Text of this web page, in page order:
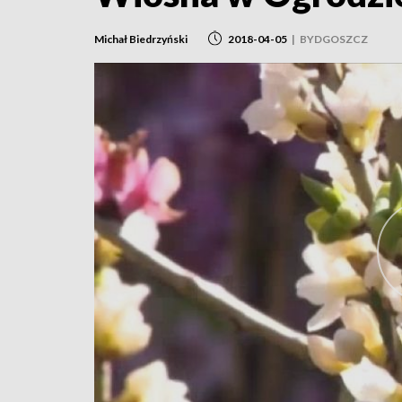
Michał Biedrzyński 2018-04-05 | BYDGOSZCZ